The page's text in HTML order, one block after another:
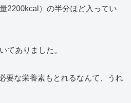
2200kcal）の半分ほど入ってい
てありました。
要な栄養素もとれるなんて、うれ